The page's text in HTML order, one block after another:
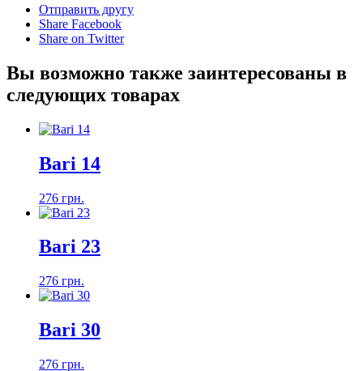
Отправить другу
Share Facebook
Share on Twitter
Вы возможно также заинтересованы в
следующих товарах
Bari 14
276 грн.
Bari 23
276 грн.
Bari 30
276 грн.